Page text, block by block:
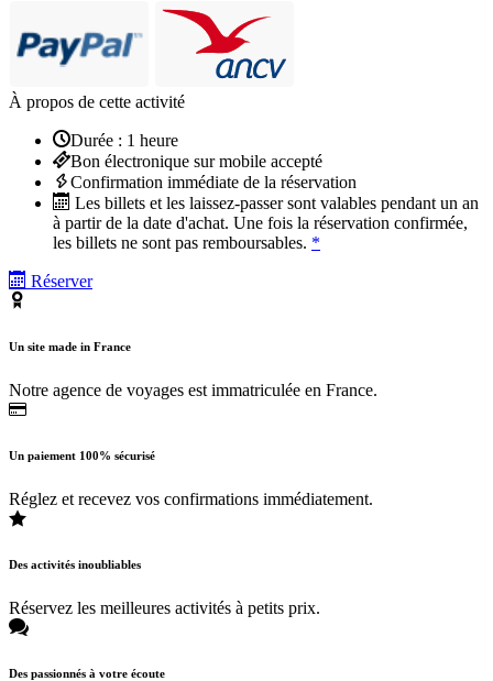
À propos de cette activité
Durée : 1 heure
Bon électronique sur mobile accepté
Confirmation immédiate de la réservation
Les billets et les laissez-passer sont valables pendant un an
à partir de la date d'achat. Une fois la réservation confirmée,
les billets ne sont pas remboursables. *
Réserver
Un site made in France
Notre agence de voyages est immatriculée en France.
Un paiement 100% sécurisé
Réglez et recevez vos confirmations immédiatement.
Des activités inoubliables
Réservez les meilleures activités à petits prix.
Des passionnés à votre écoute